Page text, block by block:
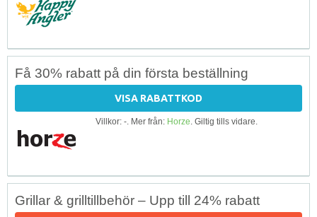
Få 30% rabatt på din första beställning
VISA RABATTKOD
Villkor: -. Mer från: Horze. Giltig tills vidare.
Grillar & grilltillbehör – Upp till 24% rabatt